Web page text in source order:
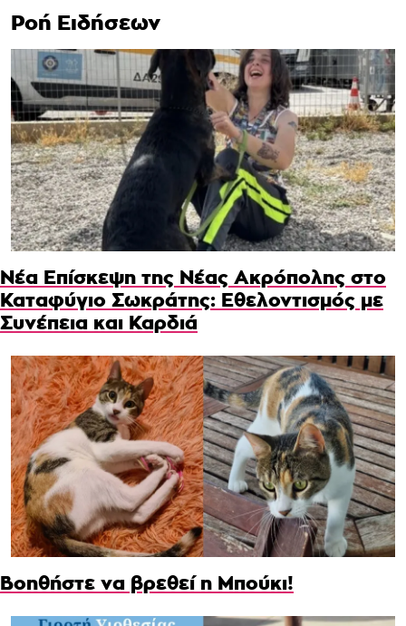
Ροή Ειδήσεων
Νέα Επίσκεψη της Νέας Ακρόπολης στο
Καταφύγιο Σωκράτης: Εθελοντισμός με
Συνέπεια και Καρδιά
Βοηθήστε να βρεθεί η Μπούκι!